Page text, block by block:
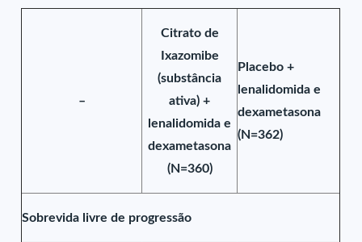
–
Citrato de
Ixazomibe
(substância
ativa) +
lenalidomida e
dexametasona
(N=360)
Placebo +
lenalidomida e
dexametasona
(N=362)
Sobrevida livre de progressão